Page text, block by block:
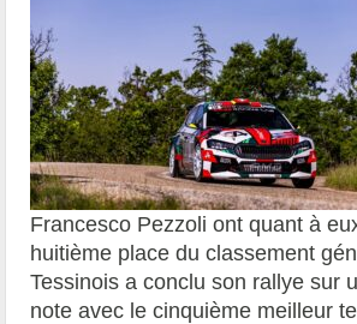
Francesco Pezzoli ont quant à
huitième place du classement
Tessinois a conclu son rallye sur
note avec le cinquième meilleur